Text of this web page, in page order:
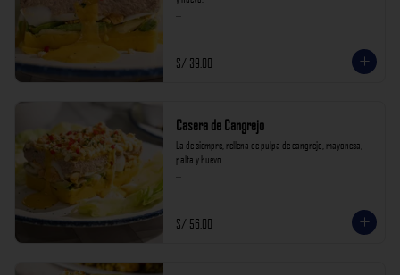
S/ 39.00
Casera de Cangrejo
La de siempre, rellena de pulpa de cangrejo, mayonesa,
palta y huevo.
S/ 56.00